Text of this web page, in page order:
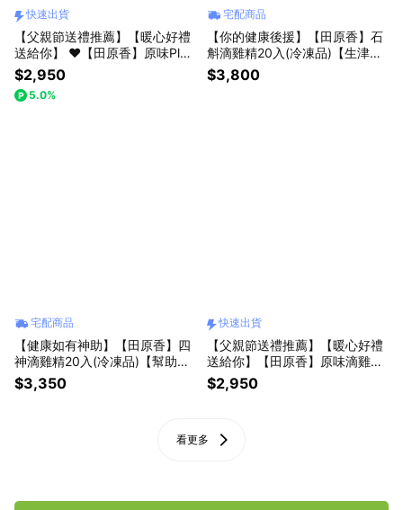
快速出貨
【父親節送禮推薦】【暖心好禮
送給你】 ❤【田原香】原味Plus
滴雞精20入(冷凍品)[快速出貨]
【人氣第一 口感再升級】
$2,950
5.0%
宅配商品
【你的健康後援】【田原香】石
斛滴雞精20入(冷凍品)【生津降
火】
$3,800
宅配商品
【健康如有神助】【田原香】四
神滴雞精20入(冷凍品)【幫助消
化 改善胃口】
$3,350
快速出貨
【父親節送禮推薦】【暖心好禮
送給你】【田原香】原味滴雞精
20入(冷凍品)【健字號認證有效
對抗疲勞】[快速出貨]
$2,950
看更多